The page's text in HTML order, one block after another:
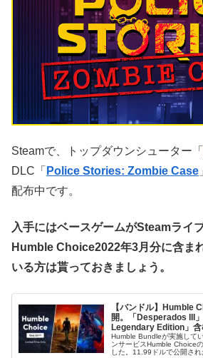
Steamで、トップダウンシューター「
DLC「 Police Stories: Zombie Case
配布中です。
入手にはベースゲームがSteamライ
Humble Choice2022年3月分に含ま
いる方は貰っておきましょう。
【バンドル】Humble
開。「Desperados III
Legendary Edition」
Humble Bundleが実施して
ンサービスHumble Choice
した。11.99ドルで公開さ